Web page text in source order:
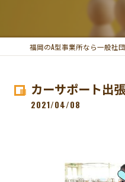
カーサポート出
2021/04/08